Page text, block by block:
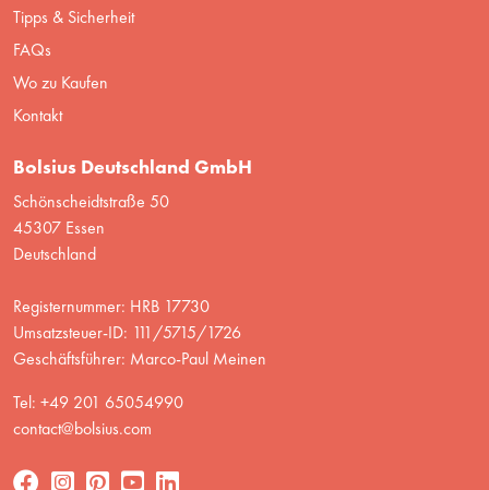
Tipps & Sicherheit
FAQs
Wo zu Kaufen
Kontakt
Bolsius Deutschland GmbH
Schönscheidtstraße 50
45307 Essen
Deutschland
Registernummer: HRB 17730
Umsatzsteuer-ID: 111/5715/1726
Geschäftsführer: Marco-Paul Meinen
Tel: +49 201 65054990
contact@bolsius.com